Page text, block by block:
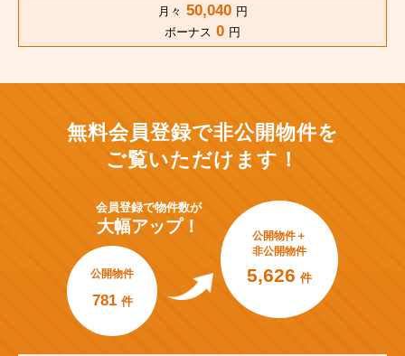
月々 50,040 円
ボーナス 0 円
無料会員登録で非公開物件を
ご覧いただけます！
会員登録で物件数が
大幅アップ！
公開物件
781 件
公開物件＋
非公開物件
5,626 件